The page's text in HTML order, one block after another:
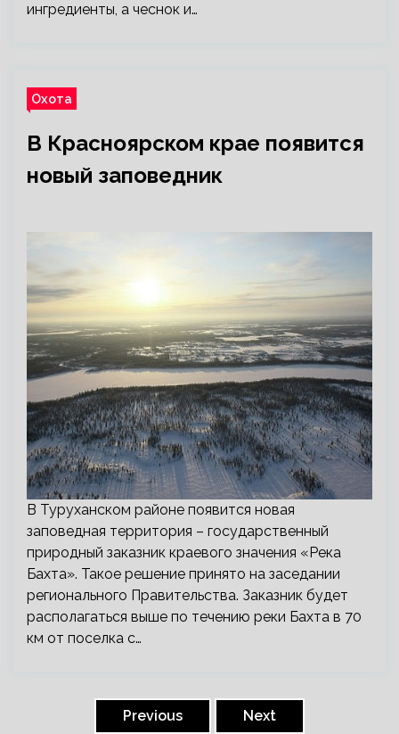
ингредиенты, а чеснок и…
Охота
В Красноярском крае появится
новый заповедник
В Туруханском районе появится новая
заповедная территория – государственный
природный заказник краевого значения «Река
Бахта». Такое решение принято на заседании
регионального Правительства. Заказник будет
располагаться выше по течению реки Бахта в 70
км от поселка с…
Previous Next